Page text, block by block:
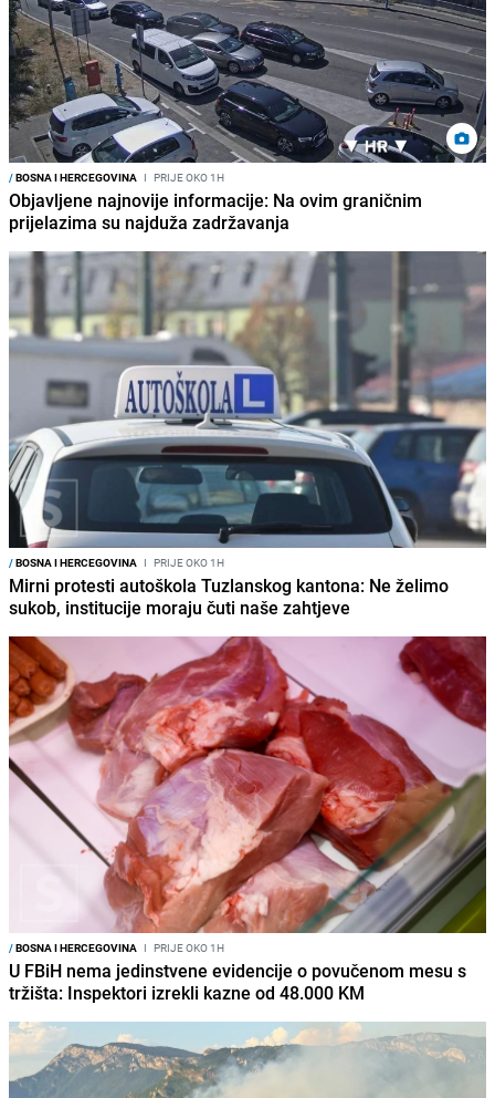
/BOSNA I HERCEGOVINA I PRIJE OKO 1H
Objavljene najnovije informacije: Na ovim graničnim
prijelazima su najduža zadržavanja
/BOSNA I HERCEGOVINA I PRIJE OKO 1H
Mirni protesti autoškola Tuzlanskog kantona: Ne želimo
sukob, institucije moraju čuti naše zahtjeve
/BOSNA I HERCEGOVINA I PRIJE OKO 1H
U FBiH nema jedinstvene evidencije o povučenom mesu s
tržišta: Inspektori izrekli kazne od 48.000 KM